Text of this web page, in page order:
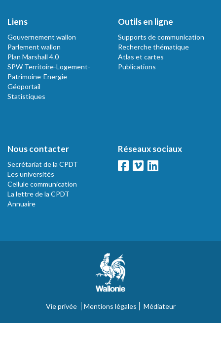
Liens
Gouvernement wallon
Parlement wallon
Plan Marshall 4.0
SPW Territoire-Logement-
Patrimoine-Energie
Géoportail
Statistiques
Outils en ligne
Supports de communication
Recherche thématique
Atlas et cartes
Publications
Nous contacter
Secrétariat de la CPDT
Les universités
Cellule communication
La lettre de la CPDT
Annuaire
Réseaux sociaux
Vie privée Mentions légales Médiateur